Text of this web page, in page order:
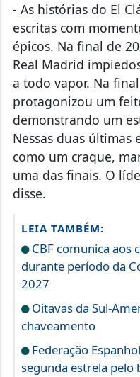
- As histórias do El
escritas com
épicos. Na final de
Real Madrid
a todo vapor. Na
protagonizou um
demonstrando um
Nessas duas últimas
como um craque,
uma das finais. O
disse.
LEIA TAMBÉM:
CBF comunica aos
durante período da
2027
Oitavas da Sul-
chaveamento
Federação
segunda estrela pelo